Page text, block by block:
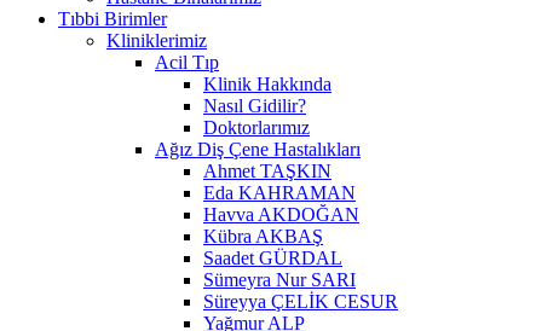
Tıbbi Birimler
Kliniklerimiz
Acil Tıp
Klinik Hakkında
Nasıl Gidilir?
Doktorlarımız
Ağız Diş Çene Hastalıkları
Ahmet TAŞKIN
Eda KAHRAMAN
Havva AKDOĞAN
Kübra AKBAŞ
Saadet GÜRDAL
Sümeyra Nur SARI
Süreyya ÇELİK CESUR
Yağmur ALP